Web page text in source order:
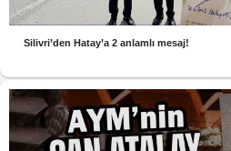
Silivri’den Hatay’a 2 anlamlı mesaj!